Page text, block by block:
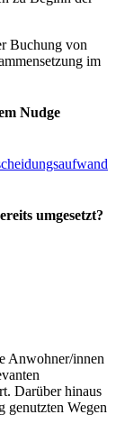
Buchung von
im
Nudge
umgesetzt?
Anwohner/innen
Darüber hinaus
genutzten Wegen